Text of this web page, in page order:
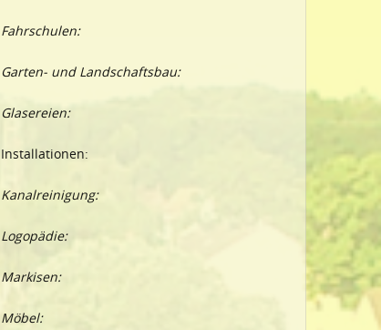
Fahrschulen:
Garten- und Landschaftsbau:
Glasereien:
Installationen:
Kanalreinigung:
Logopädie:
Markisen:
Möbel: